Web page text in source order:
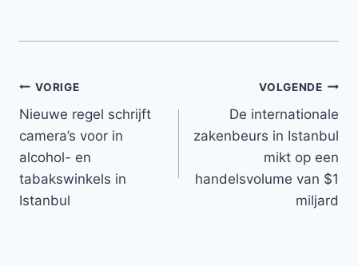
Bericht
navigatie
VORIGE
Nieuwe regel schrijft
camera’s voor in
alcohol- en
tabakswinkels in
Istanbul
VOLGENDE
De internationale
zakenbeurs in Istanbul
mikt op een
handelsvolume van $1
miljard